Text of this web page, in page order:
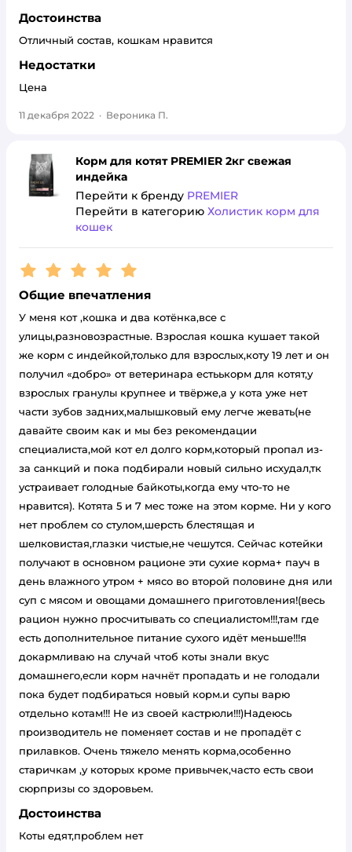
Достоинства
Отличный состав, кошкам нравится
Недостатки
Цена
11 декабря 2022 · Вероника П.
Корм для котят PREMIER 2кг свежая
индейка
Перейти к бренду PREMIER
Перейти в категорию Холистик корм для
кошек
Рейтинг:5
Общие впечатления
У меня кот ,кошка и два котёнка,все с
улицы,разновозрастные. Взрослая кошка кушает такой
же корм с индейкой,только для взрослых,коту 19 лет и он
получил «добро» от ветеринара естьькорм для котят,у
взрослых гранулы крупнее и твёрже,а у кота уже нет
части зубов задних,малышковый ему легче жевать(не
давайте своим как и мы без рекомендации
специалиста,мой кот ел долго корм,который пропал из-
за санкций и пока подбирали новый сильно исхудал,тк
устраивает голодные байкоты,когда ему что-то не
нравится). Котята 5 и 7 мес тоже на этом корме. Ни у кого
нет проблем со стулом,шерсть блестящая и
шелковистая,глазки чистые,не чешутся. Сейчас котейки
получают в основном рационе эти сухие корма+ пауч в
день влажного утром + мясо во второй половине дня или
суп с мясом и овощами домашнего приготовления!(весь
рацион нужно просчитывать со специалистом!!!,там где
есть дополнительное питание сухого идёт меньше!!!я
докармливаю на случай чтоб коты знали вкус
домашнего,если корм начнёт пропадать и не голодали
пока будет подбираться новый корм.и супы варю
отдельно котам!!! Не из своей кастрюли!!!)Надеюсь
производитель не поменяет состав и не пропадёт с
прилавков. Очень тяжело менять корма,особенно
старичкам ,у которых кроме привычек,часто есть свои
сюрпризы со здоровьем.
Достоинства
Коты едят,проблем нет